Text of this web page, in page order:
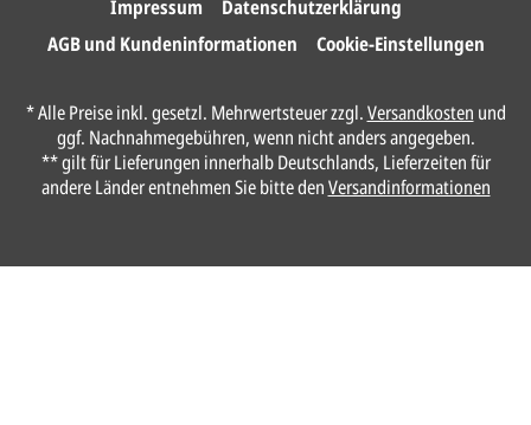
Vorname*
Impressum
Datenschutzerklärung
AGB und Kundeninformationen
Cookie-Einstellungen
* Alle Preise inkl. gesetzl. Mehrwertsteuer zzgl.Versandkosten und
ggf. Nachnahmegebühren, wenn nicht anders angegeben.
** gilt für Lieferungen innerhalb Deutschlands, Lieferzeiten für
andere Länder entnehmen Sie bitte denVersandinformationen